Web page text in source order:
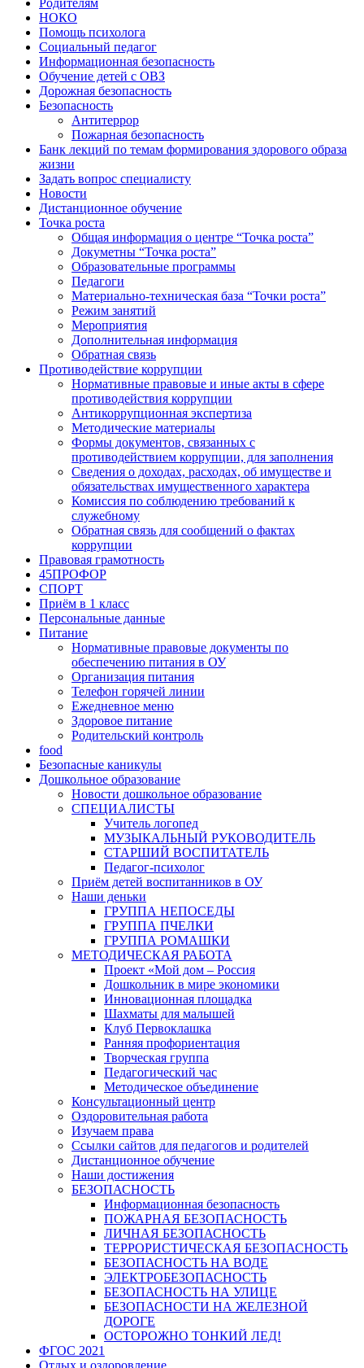
Родителям
НОКО
Помощь психолога
Социальный педагог
Информационная безопасность
Обучение детей с ОВЗ
Дорожная безопасность
Безопасность
Антитеррор
Пожарная безопасность
Банк лекций по темам формирования здорового образа
жизни
Задать вопрос специалисту
Новости
Дистанционное обучение
Точка роста
Общая информация о центре “Точка роста”
Докуметны “Точка роста”
Образовательные программы
Педагоги
Материально-техническая база “Точки роста”
Режим занятий
Мероприятия
Дополнительная информация
Обратная связь
Противодействие коррупции
Нормативные правовые и иные акты в сфере
противодействия коррупции
Антикоррупционная экспертиза
Методические материалы
Формы документов, связанных с
противодействием коррупции, для заполнения
Сведения о доходах, расходах, об имуществе и
обязательствах имущественного характера
Комиссия по соблюдению требований к
служебному
Обратная связь для сообщений о фактах
коррупции
Правовая грамотность
45ПРОФОР
СПОРТ
Приём в 1 класс
Персональные данные
Питание
Нормативные правовые документы по
обеспечению питания в ОУ
Организация питания
Телефон горячей линии
Ежедневное меню
Здоровое питание
Родительский контроль
food
Безопасные каникулы
Дошкольное образование
Новости дошкольное образование
СПЕЦИАЛИСТЫ
Учитель логопед
МУЗЫКАЛЬНЫЙ РУКОВОДИТЕЛЬ
СТАРШИЙ ВОСПИТАТЕЛЬ
Педагог-психолог
Приём детей воспитанников в ОУ
Наши деньки
ГРУППА НЕПОСЕДЫ
ГРУППА ПЧЕЛКИ
ГРУППА РОМАШКИ
МЕТОДИЧЕСКАЯ РАБОТА
Проект «Мой дом – Россия
Дошкольник в мире экономики
Инновационная площадка
Шахматы для малышей
Клуб Первоклашка
Ранняя профориентация
Творческая группа
Педагогический час
Методическое объединение
Консультационный центр
Оздоровительная работа
Изучаем права
Ссылки сайтов для педагогов и родителей
Дистанционное обучение
Наши достижения
БЕЗОПАСНОСТЬ
Информационная безопасность
ПОЖАРНАЯ БЕЗОПАСНОСТЬ
ЛИЧНАЯ БЕЗОПАСНОСТЬ
ТЕРРОРИСТИЧЕСКАЯ БЕЗОПАСНОСТЬ
БЕЗОПАСНОСТЬ НА ВОДЕ
ЭЛЕКТРОБЕЗОПАСНОСТЬ
БЕЗОПАСНОСТЬ НА УЛИЦЕ
БЕЗОПАСНОСТИ НА ЖЕЛЕЗНОЙ
ДОРОГЕ
ОСТОРОЖНО ТОНКИЙ ЛЕД!
ФГОС 2021
Отдых и оздоровление